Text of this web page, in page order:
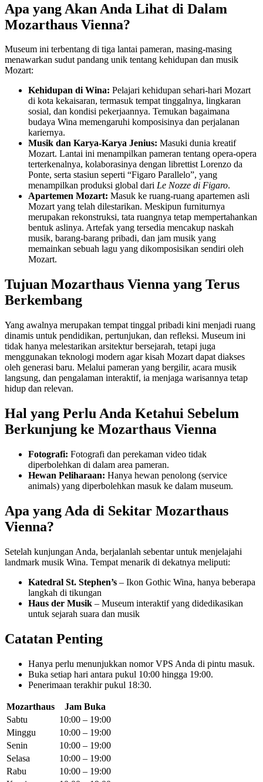
Apa yang Akan Anda Lihat di Dalam
Mozarthaus Vienna?
Museum ini terbentang di tiga lantai pameran, masing-masing
menawarkan sudut pandang unik tentang kehidupan dan musik
Mozart:
Kehidupan di Wina: Pelajari kehidupan sehari-hari Mozart
di kota kekaisaran, termasuk tempat tinggalnya, lingkaran
sosial, dan kondisi pekerjaannya. Temukan bagaimana
budaya Wina memengaruhi komposisinya dan perjalanan
kariernya.
Musik dan Karya-Karya Jenius: Masuki dunia kreatif
Mozart. Lantai ini menampilkan pameran tentang opera-opera
terterkenalnya, kolaborasinya dengan librettist Lorenzo da
Ponte, serta stasiun seperti “Figaro Parallelo”, yang
menampilkan produksi global dari Le Nozze di Figaro.
Apartemen Mozart: Masuk ke ruang-ruang apartemen asli
Mozart yang telah dilestarikan. Meskipun furniturnya
merupakan rekonstruksi, tata ruangnya tetap mempertahankan
bentuk aslinya. Artefak yang tersedia mencakup naskah
musik, barang-barang pribadi, dan jam musik yang
memainkan sebuah lagu yang dikomposisikan sendiri oleh
Mozart.
Tujuan Mozarthaus Vienna yang Terus
Berkembang
Yang awalnya merupakan tempat tinggal pribadi kini menjadi ruang
dinamis untuk pendidikan, pertunjukan, dan refleksi. Museum ini
tidak hanya melestarikan arsitektur bersejarah, tetapi juga
menggunakan teknologi modern agar kisah Mozart dapat diakses
oleh generasi baru. Melalui pameran yang bergilir, acara musik
langsung, dan pengalaman interaktif, ia menjaga warisannya tetap
hidup dan relevan.
Hal yang Perlu Anda Ketahui Sebelum
Berkunjung ke Mozarthaus Vienna
Fotografi: Fotografi dan perekaman video tidak
diperbolehkan di dalam area pameran.
Hewan Peliharaan: Hanya hewan penolong (service
animals) yang diperbolehkan masuk ke dalam museum.
Apa yang Ada di Sekitar Mozarthaus
Vienna?
Setelah kunjungan Anda, berjalanlah sebentar untuk menjelajahi
landmark musik Wina. Tempat menarik di dekatnya meliputi:
Katedral St. Stephen’s – Ikon Gothic Wina, hanya beberapa
langkah di tikungan
Haus der Musik – Museum interaktif yang didedikasikan
untuk sejarah suara dan musik
Catatan Penting
Hanya perlu menunjukkan nomor VPS Anda di pintu masuk.
Buka setiap hari antara pukul 10:00 hingga 19:00.
Penerimaan terakhir pukul 18:30.
Mozarthaus
Jam Buka
Sabtu
10:00 – 19:00
Minggu
10:00 – 19:00
Senin
10:00 – 19:00
Selasa
10:00 – 19:00
Rabu
10:00 – 19:00